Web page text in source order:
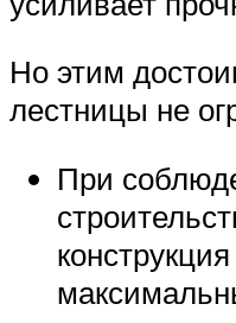
Но этим
лестницы не
При